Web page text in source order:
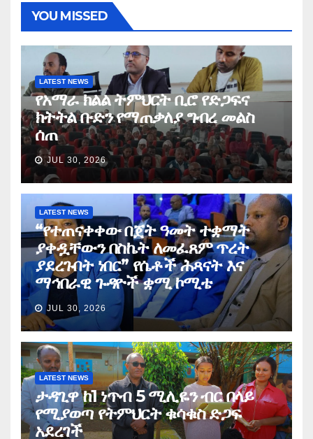
YOU MISSED
LATEST NEWS
የአማራ ክልል ትምህርት ቢሮ የድጋፍና
ክትትል ቡድን የማጠቃለያ ግብረ መልስ
ሰጠ
JUL 30, 2026
LATEST NEWS
“የተጠናቀቀው በጀት ዓመት ተቋማት
ያቀዷቸውን በስኬት ለመፈጸም ጥረት
ያደረጉበት ነበር” የሴቶች ሕጻናት እና
ማኅበራዊ ጉዳዮች ቋሚ ኮሚቴ
JUL 30, 2026
LATEST NEWS
ታዳጊዋ ከ1 ነጥብ 5 ሚሊዬን ብር በላይ
የሚያወጣ የትምህርት ቁሳቁስ ድጋፍ
አደረገች